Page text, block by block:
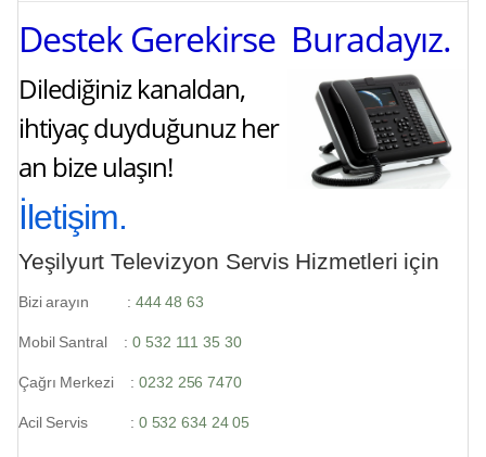
Destek Gerekirse Buradayız.
Dilediğiniz kanaldan,
ihtiyaç duyduğunuz her
an bize ulaşın!
İletişim.
Yeşilyurt Televizyon Servis Hizmetleri için
Bizi arayın : 444 48 63
Mobil Santral :0 532 111 35 30
Çağrı Merkezi :0232 256 7470
Acil Servis : 0 532 634 24 05